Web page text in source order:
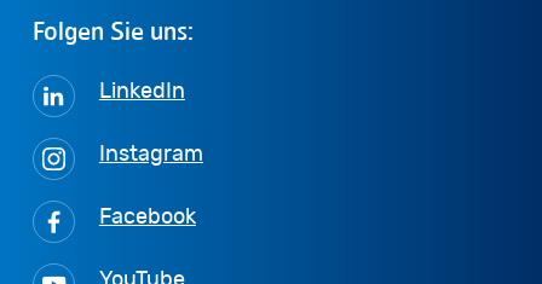
Folgen Sie uns:
LinkedIn
Instagram
Facebook